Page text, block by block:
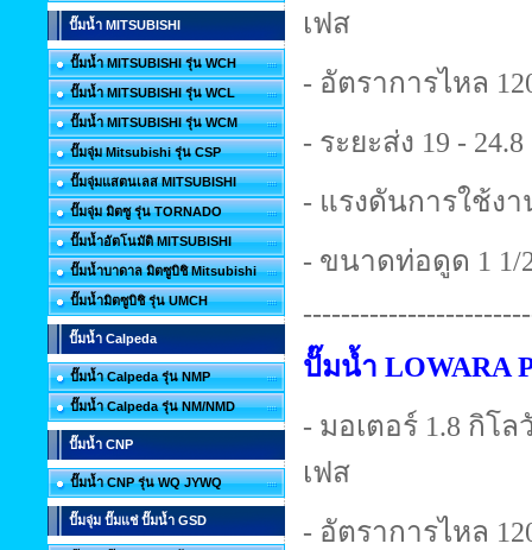
ปั๊มน้ำ MITSUBISHI
ปั๊มน้ำ MITSUBISHI รุ่น WCH
ปั๊มน้ำ MITSUBISHI รุ่น WCL
ปั๊มน้ำ MITSUBISHI รุ่น WCM
ปั๊มจุ่ม Mitsubishi รุ่น CSP
ปั๊มจุ่มแสตนเลส MITSUBISHI
ปั๊มจุ่ม มิตซู รุ่น TORNADO
ปั๊มน้ำอัตโนมัติ MITSUBISHI
ปั๊มน้ำบาดาล มิตซูบิชิ Mitsubishi
ปั๊มน้ำมิตซูบิชิ รุ่น UMCH
ปั๊มน้ำ Calpeda
ปั๊มน้ำ Calpeda รุ่น NMP
ปั๊มน้ำ Calpeda รุ่น NM/NMD
ปั๊มน้ำ CNP
ปั๊มน้ำ CNP รุ่น WQ JYWQ
ปั๊มจุ่ม ปั๊มแช่ ปั๊มน้ำ GSD
เฟส
- อัตราการไหล
- ระยะส่ง 19 -
- แรงดันการใช้งา
- ขนาดท่อดูด 1 1/
ปั๊มน้ำ LOWARA
- มอเตอร์ 1.8 กิโล
เฟส
- อัตราการไหล